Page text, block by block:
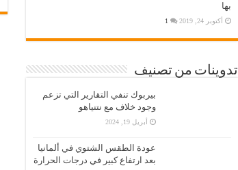
بها
أكتوبر 24, 2019 1
تدوينات من تصنيف
بيربوك تنفي التقارير التي تزعم
وجود خلاف مع نتنياهو
أبريل 19, 2024
عودة الطقس الشتوي في ألمانيا
بعد ارتفاع كبير في درجات الحرارة